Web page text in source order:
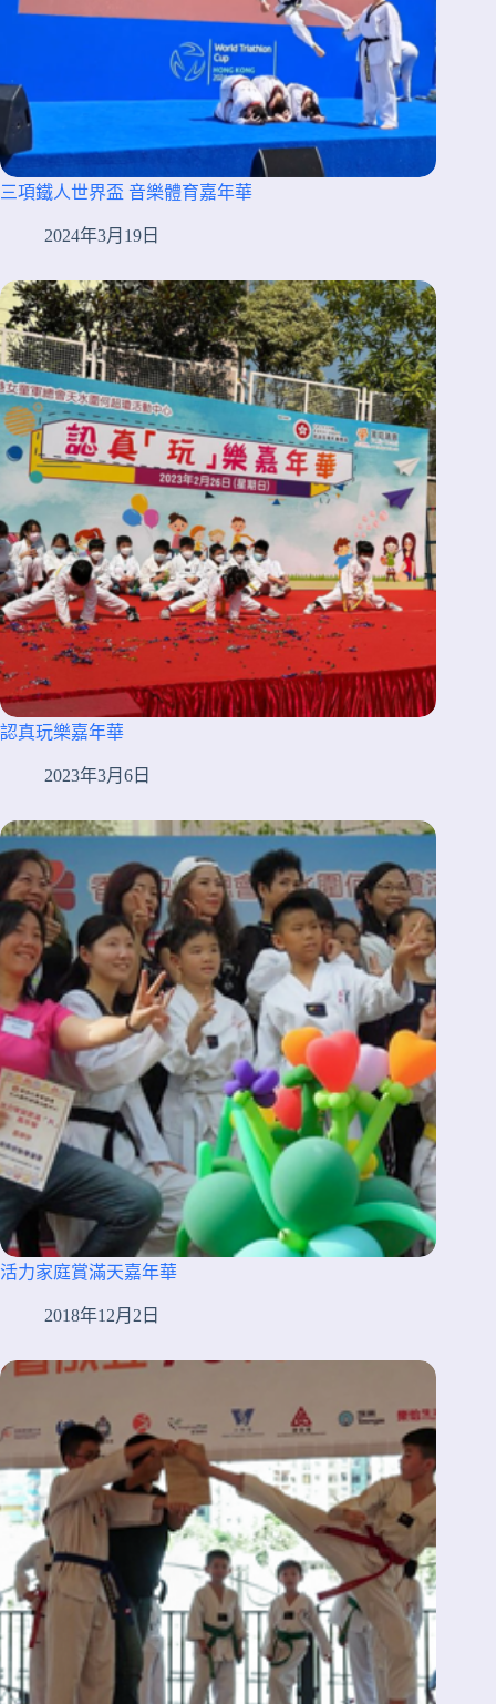
三項鐵人世界盃 音樂體育嘉年華
2024年3月19日
認真玩樂嘉年華
2023年3月6日
活力家庭賞滿天嘉年華
2018年12月2日